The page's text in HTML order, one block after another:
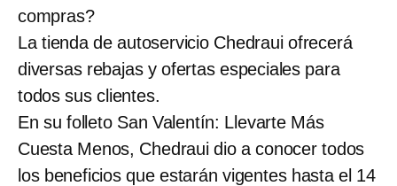
compras?
La tienda de autoservicio Chedraui ofrecerá
diversas rebajas y ofertas especiales para
todos sus clientes.
En su folleto San Valentín: Llevarte Más
Cuesta Menos, Chedraui dio a conocer todos
los beneficios que estarán vigentes hasta el 14